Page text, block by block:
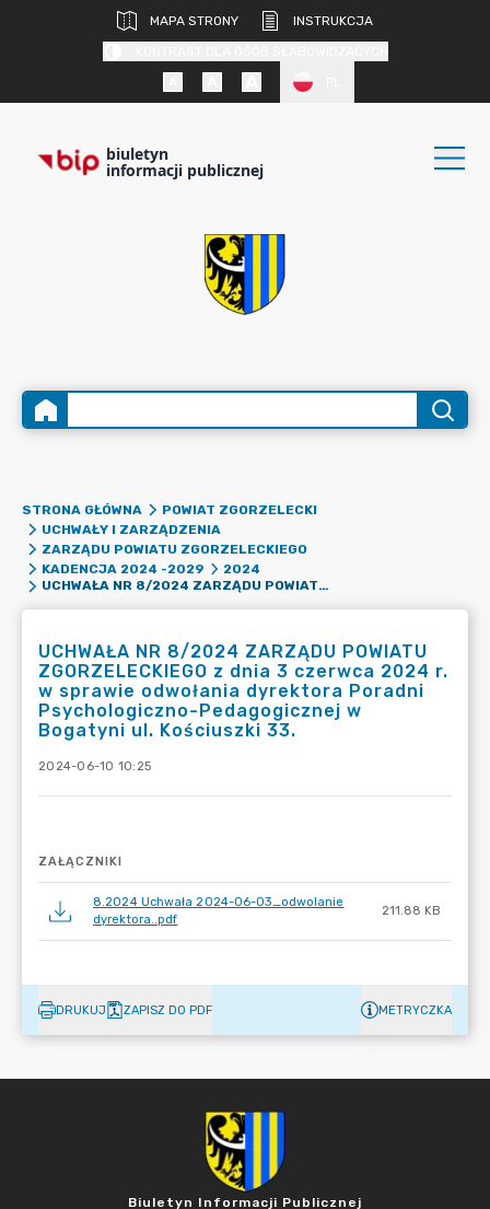
MAPA STRONY
INSTRUKCJA
biuletyn
informacji publicznej
STRONA GŁÓWNA
POWIAT ZGORZELECKI
UCHWAŁY I ZARZĄDZENIA
ZARZĄDU POWIATU ZGORZELECKIEGO
KADENCJA 2024 -2029
2024
UCHWAŁA NR 8/2024 ZARZĄDU POWIATU ZGORZELECKIEGO Z DNIA 3 CZERWCA 2024 R. W SPRAWIE ODWOŁANIA DYREKTORA PORADNI PSYCHOLOGICZNO-PEDAGOGICZNEJ W BOGATYNI UL. KOŚCIUSZKI 33.
UCHWAŁA NR 8/2024 ZARZĄDU POWIATU
ZGORZELECKIEGO z dnia 3 czerwca 2024 r.
w sprawie odwołania dyrektora Poradni
Psychologiczno-Pedagogicznej w
Bogatyni ul. Kościuszki 33.
2024-06-10 10:25
ZAŁĄCZNIKI
8.2024 Uchwała 2024-06-03_odwolanie
dyrektora..pdf
211.88 KB
DRUKUJ ZAPISZ DO PDF METRYCZKA
Biuletyn Informacji Publicznej